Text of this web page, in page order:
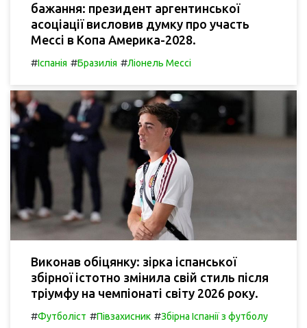
бажання: президент аргентинської
асоціації висловив думку про участь
Мессі в Копа Америка-2028.
#Іспанія #Бразилія #Ліонель Мессі
Виконав обіцянку: зірка іспанської
збірної істотно змінила свій стиль після
тріумфу на чемпіонаті світу 2026 року.
#Футболіст #Півзахисник #Збірна Іспанії з футболу